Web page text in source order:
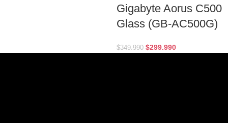
Gigabyte Aorus C500
Glass (GB-AC500G)
$349.990 $299.990